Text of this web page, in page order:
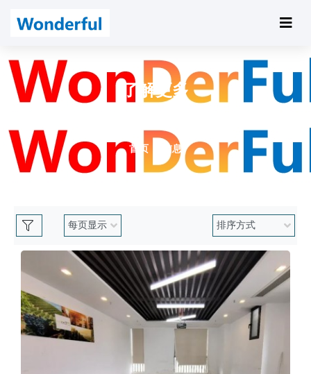
了解更多
首页 信息